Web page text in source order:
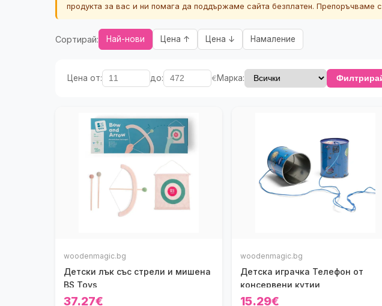
продукта за вас и ни помага да поддържаме сайта безплатен. Препоръчваме
Сортирай: Най-нови Цена ↑ Цена ↓ Намаление
Цена от: до: €Марка:
woodenmagic.bg
Детски лък със стрели и мишена
BS Toys
37.27€
woodenmagic.bg
Детска играчка Телефон от
консервени кутии
15.29€